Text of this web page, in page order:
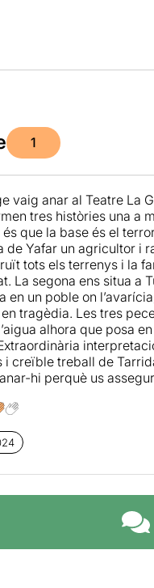
1
vaig anar al Teatre La
tres històries una a
que la base és el
de Yafar un agricultor i
tots els terrenys i la
La segona ens situa a
en un poble on
tragèdia. Les tres
alhora que posa
i creïble treball de
hi perquè us